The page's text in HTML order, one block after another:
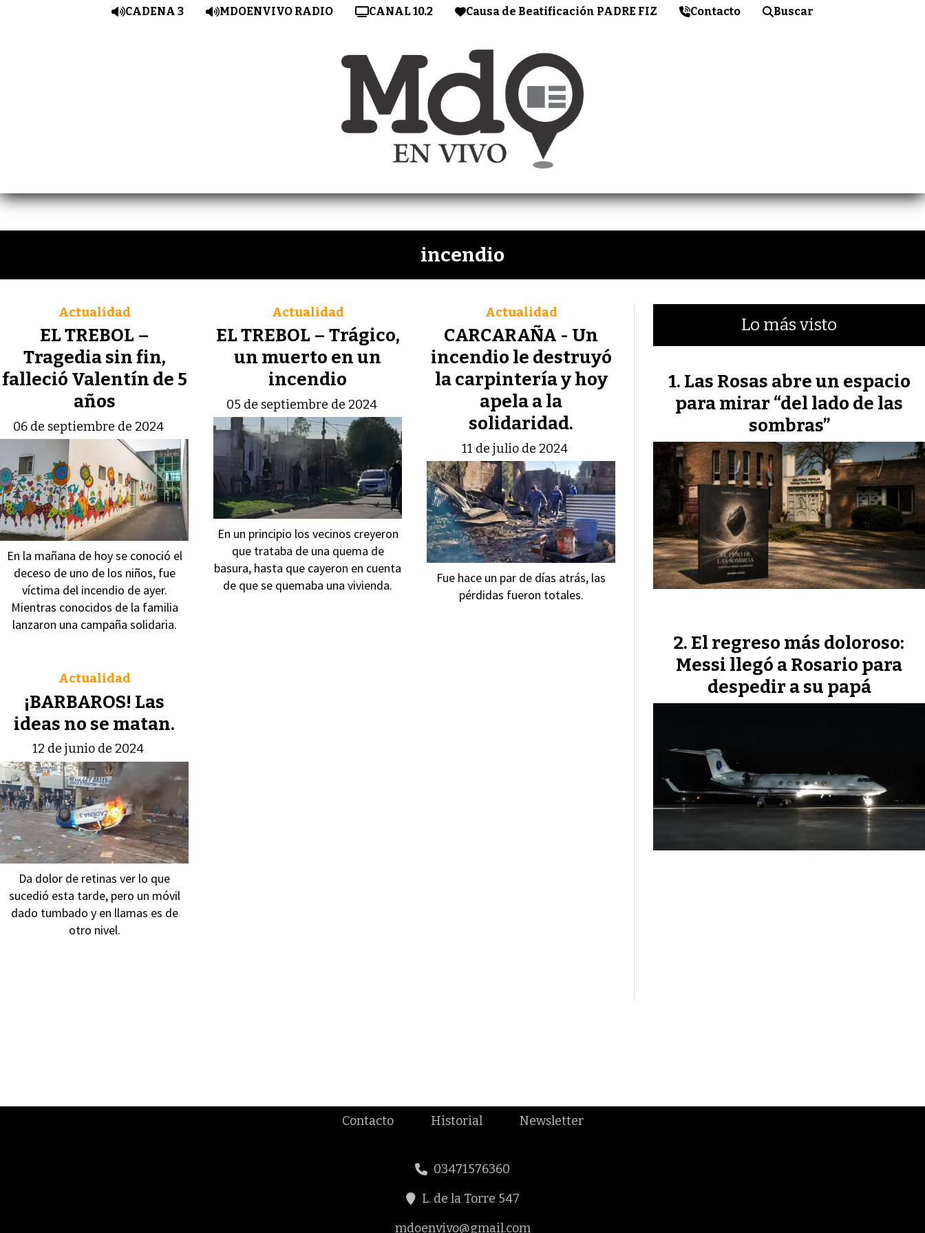
CADENA 3 MDOENVIVO RADIO CANAL 10.2 Causa de Beatificación PADRE FIZ Contacto Buscar
incendio
EL TREBOL –
Tragedia sin fin,
falleció Valentín de 5
años
Actualidad
06 de septiembre de 2024
En la mañana de hoy se conoció el
deceso de uno de los niños, fue
víctima del incendio de ayer.
Mientras conocidos de la familia
lanzaron una campaña solidaria.
EL TREBOL – Trágico,
un muerto en un
incendio
Actualidad
05 de septiembre de 2024
En un principio los vecinos creyeron
que trataba de una quema de
basura, hasta que cayeron en cuenta
de que se quemaba una vivienda.
CARCARAÑA - Un
incendio le destruyó
la carpintería y hoy
apela a la
solidaridad.
Actualidad
11 de julio de 2024
Fue hace un par de días atrás, las
pérdidas fueron totales.
¡BARBAROS! Las
ideas no se matan.
Actualidad
12 de junio de 2024
Da dolor de retinas ver lo que
sucedió esta tarde, pero un móvil
dado tumbado y en llamas es de
otro nivel.
Lo más visto
Las Rosas abre un espacio
para mirar “del lado de las
sombras”
El regreso más doloroso:
Messi llegó a Rosario para
despedir a su papá
Contacto Historial Newsletter
03471576360
L. de la Torre 547
mdoenvivo@gmail.com